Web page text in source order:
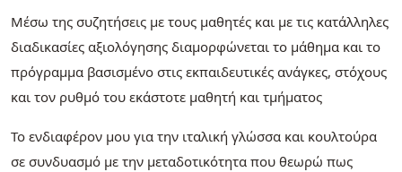
Μέσω της συζητήσεις με τους μαθητές και με τις κατάλληλες
διαδικασίες αξιολόγησης διαμορφώνεται το μάθημα και το
πρόγραμμα βασισμένο στις εκπαιδευτικές ανάγκες, στόχους
και τον ρυθμό του εκάστοτε μαθητή και τμήματος
Το ενδιαφέρον μου για την ιταλική γλώσσα και κουλτούρα
σε συνδυασμό με την μεταδοτικότητα που θεωρώ πως